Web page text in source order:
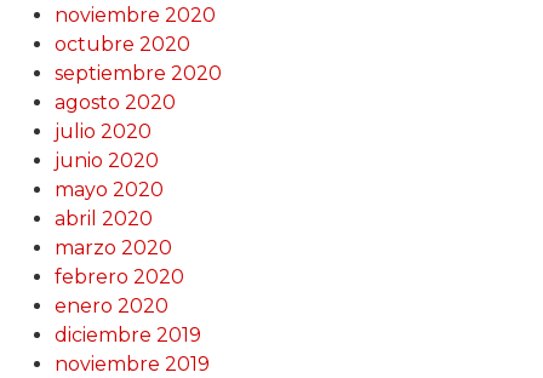
noviembre 2020
octubre 2020
septiembre 2020
agosto 2020
julio 2020
junio 2020
mayo 2020
abril 2020
marzo 2020
febrero 2020
enero 2020
diciembre 2019
noviembre 2019